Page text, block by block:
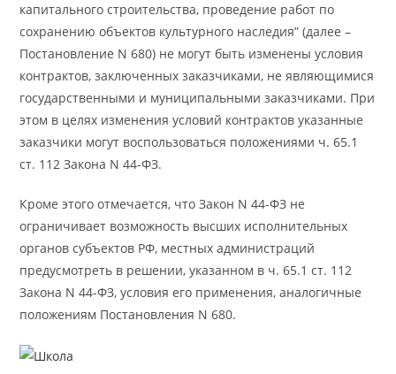
капитального строительства, проведение работ по
сохранению объектов культурного наследия” (далее –
Постановление N 680) не могут быть изменены условия
контрактов, заключенных заказчиками, не являющимися
государственными и муниципальными заказчиками. При
этом в целях изменения условий контрактов указанные
заказчики могут воспользоваться положениями ч. 65.1
ст. 112 Закона N 44-ФЗ.
Кроме этого отмечается, что Закон N 44-ФЗ не
ограничивает возможность высших исполнительных
органов субъектов РФ, местных администраций
предусмотреть в решении, указанном в ч. 65.1 ст. 112
Закона N 44-ФЗ, условия его применения, аналогичные
положениям Постановления N 680.